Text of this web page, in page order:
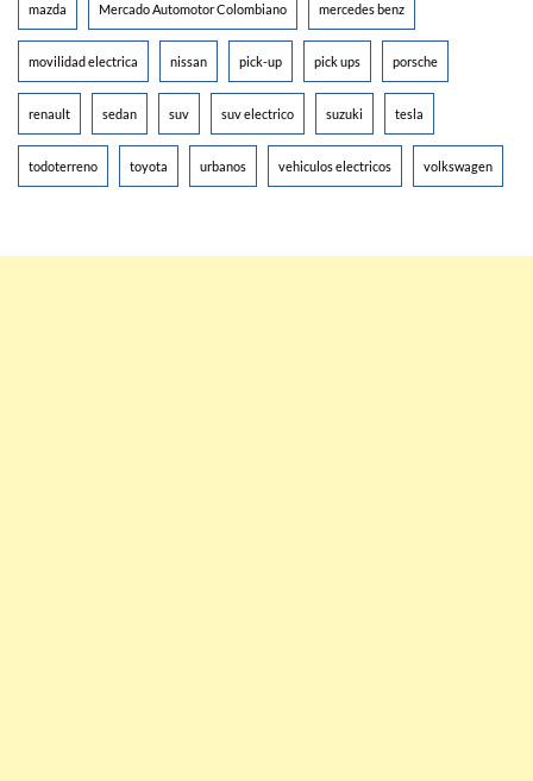
mazda Mercado Automotor Colombiano mercedes benz
movilidad electrica nissan pick-up pick ups porsche
renault sedan suv suv electrico suzuki tesla
todoterreno toyota urbanos vehiculos electricos volkswagen